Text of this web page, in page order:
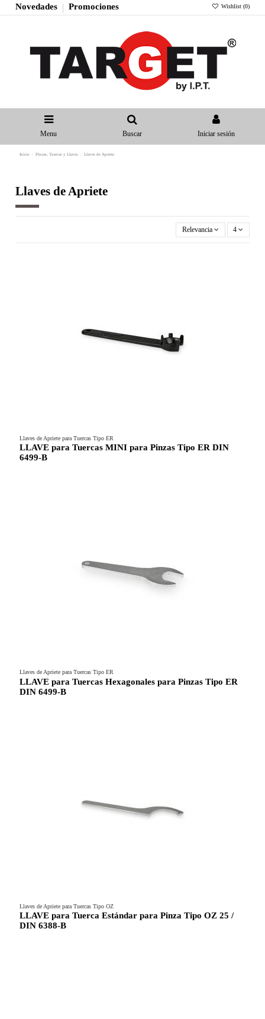
Novedades Promociones Wishlist (0)
Menu Buscar Iniciar sesión
Inicio Pinzas, Tuercas y Llaves Llaves de Apriete
Llaves de Apriete
Relevancia 4
Llaves de Apriete para Tuercas Tipo ER
LLAVE para Tuercas MINI para Pinzas Tipo ER DIN
6499-B
Llaves de Apriete para Tuercas Tipo ER
LLAVE para Tuercas Hexagonales para Pinzas Tipo ER
DIN 6499-B
Llaves de Apriete para Tuercas Tipo OZ
LLAVE para Tuerca Estándar para Pinza Tipo OZ 25 /
DIN 6388-B